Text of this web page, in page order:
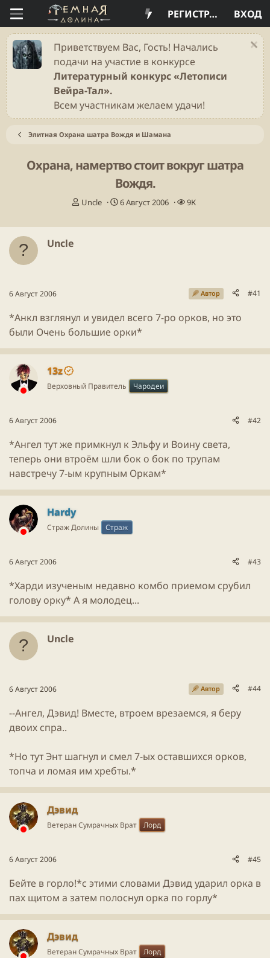
ВХОД
РЕГИСТРАЦИЯ
Приветствуем Вас, Гость! Начались
подачи на участие в конкурсе
Литературный конкурс «Летописи
Вейра-Тал».
Всем участникам желаем удачи!
Элитная Охрана шатра Вождя и Шамана
Охрана, намертво стоит вокруг шатра
Вождя.
АUncle
Д
6 Август 2006
П
9К
Uncle
6 Август 2006 Автор #41
*Анкл взглянул и увидел всего 7-ро орков, но это
были Очень большие орки*
13z
Верховный Правитель Чародеи
6 Август 2006 #42
*Ангел тут же примкнул к Эльфу и Воину света,
теперь они втроём шли бок о бок по трупам
навстречу 7-ым крупным Оркам*
Hardy
Страж Долины Страж
6 Август 2006 #43
*Харди изученым недавно комбо приемом срубил
голову орку* А я молодец...
Uncle
6 Август 2006 Автор #44
--Ангел, Дэвид! Вместе, втроем врезаемся, я беру
двоих спра..
*Но тут Энт шагнул и смел 7-ых оставшихся орков,
топча и ломая им хребты.*
Дэвид
Ветеран Сумрачных Врат Лорд
6 Август 2006 #45
Бейте в горло!*с этими словами Дэвид ударил орка в
пах щитом а затем полоснул орка по горлу*
Дэвид
Ветеран Сумрачных Врат Лорд